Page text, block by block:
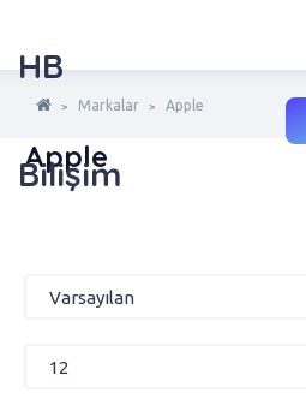
HB
Bilişim
Markalar Apple
Apple